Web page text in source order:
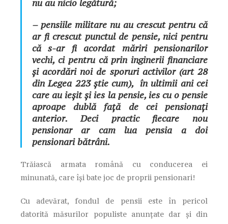
nu au nicio legătură;
– pensiile militare nu au crescut pentru că
ar fi crescut punctul de pensie, nici pentru
că s-ar fi acordat măriri pensionarilor
vechi, ci pentru că prin inginerii financiare
și acordări noi de sporuri activilor (art 28
din Legea 223 știe cum), în ultimii ani cei
care au ieșit și ies la pensie, ies cu o pensie
aproape dublă față de cei pensionați
anterior. Deci practic fiecare nou
pensionar ar cam lua pensia a doi
pensionari bătrâni.
Trăiască armata română cu conducerea ei
minunată, care își bate joc de proprii pensionari!
Cu adevărat, fondul de pensii este în pericol
datorită măsurilor populiste anunțate dar și din